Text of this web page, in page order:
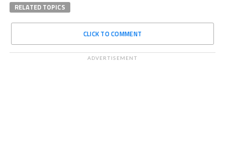
RELATED TOPICS
CLICK TO COMMENT
ADVERTISEMENT